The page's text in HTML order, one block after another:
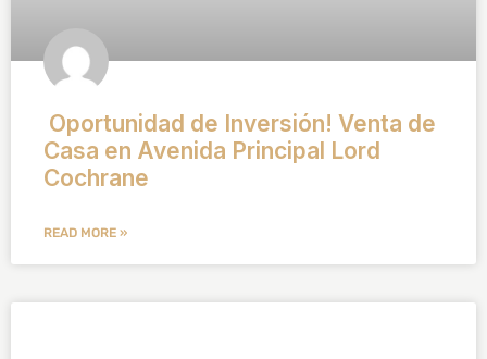
Oportunidad de Inversión! Venta de
Casa en Avenida Principal Lord
Cochrane
READ MORE »